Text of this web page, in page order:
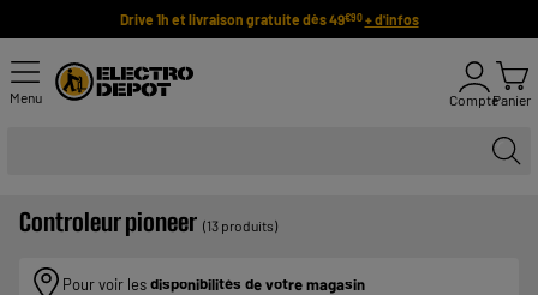
Drive 1h et livraison gratuite dès 49€90 + d'infos
Menu ComptePanier
Controleur pioneer (13 produits)
Pour voir lesdisponibilités de votre magasin